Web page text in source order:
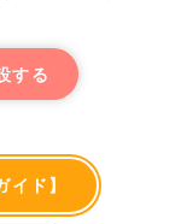
する
イド】